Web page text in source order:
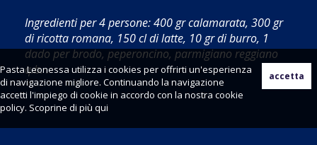
Pasta Leonessa utilizza i cookies per offrirti un'esperienza
di navigazione migliore. Continuando la navigazione
accetti l'impiego di cookie in accordo con la nostra cookie
policy. Scoprine di più qui
Ingredienti per 4 persone: 400 gr calamarata, 300 gr
di ricotta romana, 150 cl di latte, 10 gr di burro, 1
dado per brodo, peperoncino, parmigiano reggiano
q.b. .